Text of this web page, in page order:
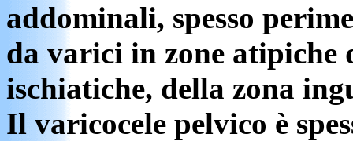
addominali, spesso
da varici in zone
ischiatiche, della zona
Il varicocele pelvico è